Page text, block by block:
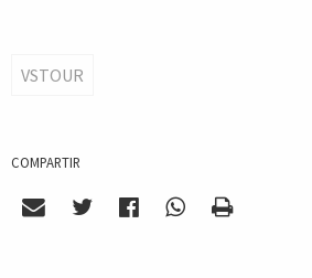
VSTOUR
COMPARTIR